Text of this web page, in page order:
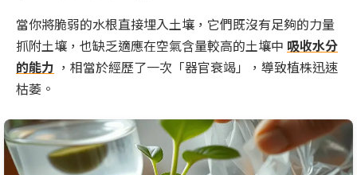
當你將脆弱的水根直接埋入土壤，它們既沒有足夠的力量
抓附土壤，也缺乏適應在空氣含量較高的土壤中 吸收水分
的能力 ，相當於經歷了一次「器官衰竭」，導致植株迅速
枯萎。